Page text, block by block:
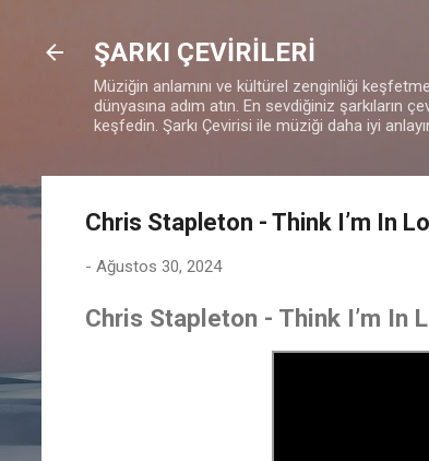
ŞARKI ÇEVİRİLERİ
Müziğin anlamını ve kültürel zenginliği
dünyasına adım atın. En sevdiğiniz şarkıların
keşfedin. Şarkı Çevirisi ile müziği daha iyi
Chris Stapleton - Think I’m In
- Ağustos 30, 2024
Chris Stapleton - Think I’m In